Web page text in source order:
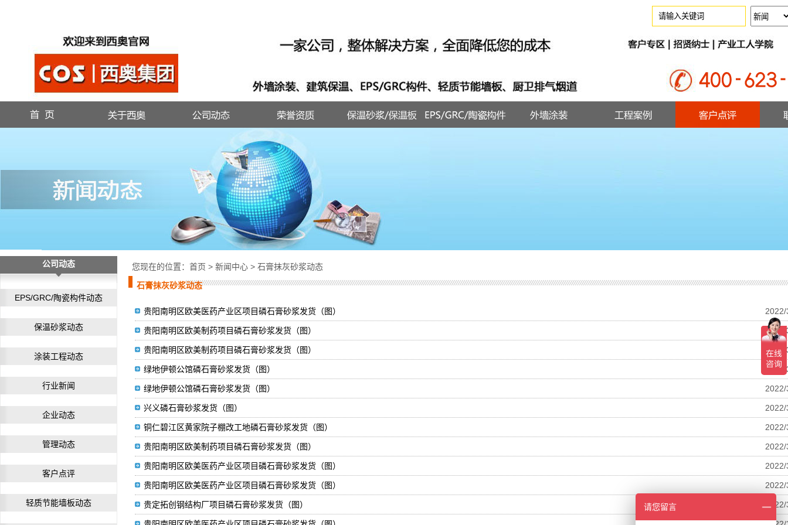
公司动态
EPS/GRC/陶瓷构件动态
保温砂浆动态
涂装工程动态
行业新闻
企业动态
管理动态
客户点评
轻质节能墙板动态
您现在的位置： 首页 > 新闻中心 > 石膏抹灰砂浆动态
石膏抹灰砂浆动态
贵阳南明区欧美医药产业区项目磷石膏砂浆发货（图）
贵阳南明区欧美制药项目磷石膏砂浆发货（图）
贵阳南明区欧美制药项目磷石膏砂浆发货（图）
绿地伊顿公馆磷石膏砂浆发货（图）
绿地伊顿公馆磷石膏砂浆发货（图）
兴义磷石膏砂浆发货（图）
铜仁碧江区黄家院子棚改工地磷石膏砂浆发货（图）
贵阳南明区欧美制药项目磷石膏砂浆发货（图）
贵阳南明区欧美医药产业区项目磷石膏砂浆发货（图）
贵阳南明区欧美医药产业区项目磷石膏砂浆发货（图） 2022/
贵定拓创钢结构厂项目磷石膏砂浆发货（图） 2022/
请您留言